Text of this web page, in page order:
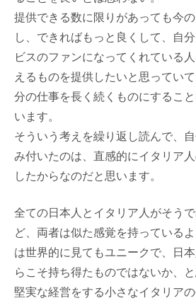
提供できる数に限りがあっても今
し、できればもっと良くして、自
ビスのファンになってくれている
えるものを提供したいと思ってい
分の仕事を長く続くものにするこ
います。
そういう考えを繰り返し読んで、
み付いたのは、直感的にイタリア
したからなのだと思います。
全ての日本人とイタリア人がそう
ど、両者は似た感覚を持っている
は世界的に見てもユニークで、日
らこそ持ち得たものではないか、と
堅実な経営をする小さなイタリア